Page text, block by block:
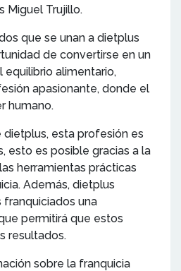
Miguel Trujillo.
que se unan a dietplus
de convertirse en un
alimentario,
apasionante, donde el
humano.
esta profesión es
esto es posible gracias a la
herramientas prácticas
Además, dietplus
franquiciados una
permitirá que estos
resultados.
sobre la franquicia